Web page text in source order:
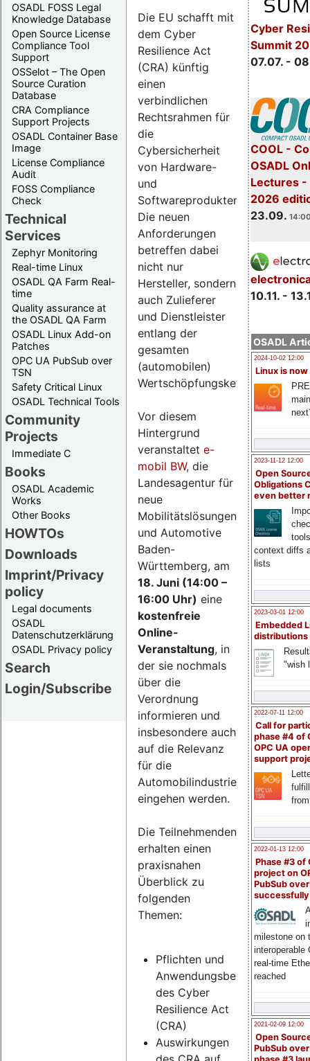
OSADL FOSS Legal
Knowledge Database
Open Source License
Compliance Tool
Support
OSSelot – The Open
Source Curation
Database
CRA Compliance
Support Projects
OSADL Container Base
Image
License Compliance
Audit
FOSS Compliance
Check
Technical
Services
Zephyr Monitoring
Real-time Linux
OSADL QA Farm Real-
time
Quality assurance at
the OSADL QA Farm
OSADL Linux Add-on
Patches
OPC UA PubSub over
TSN
Safety Critical Linux
OSADL Technical Tools
Community
Projects
Immediate C
Books
OSADL Academic
Works
Other Books
HOWTOs
Downloads
Imprint/Privacy
policy
Legal documents
OSADL
Datenschutzerklärung
OSADL Privacy policy
Search
Login/Subscribe
Cyber
Summit
07.07. -
COOL -
OSADL
Lectures -
2026
23.09.
10.11. -
OSADL
2024-10-02 12:00
Linux is now
2023-11-12 12:00
Open
Obligations
even better
context diffs
lists
2023-03-01 12:00
Embedded
distributions
"wish
2022-07-11 12:00
Call for
phase #4 of
OPC UA
support
2022-01-13 12:00
Phase #3 of
project on
PubSub over
milestone on
interoperable
real-time
reached
2021-02-09 12:00
Open
PubSub
Die EU schafft mit
dem Cyber
Resilience Act
(CRA) künftig
einen
verbindlichen
Rechtsrahmen für
die
Cybersicherheit
von Hardware-
und
Softwareprodukten.
Die neuen
Anforderungen
betreffen dabei
nicht nur
Hersteller, sondern
auch Zulieferer
und Dienstleister
entlang der
gesamten
(automobilen)
Wertschöpfungskette.
Vor diesem
Hintergrund
veranstaltet e-
mobil BW, die
Landesagentur für
neue
Mobilitätslösungen
und Automotive
Baden-
Württemberg, am
18. Juni (14:00 –
16:00 Uhr) eine
kostenfreie
Online-
Veranstaltung, in
der sie nochmals
über die
Verordnung
informieren und
insbesondere auch
auf die Relevanz
für die
Automobilindustrie
eingehen werden.
Die Teilnehmenden
erhalten einen
praxisnahen
Überblick zu
folgenden
Themen:
Pflichten und
Anwendungsbereich
des Cyber
Resilience Act
(CRA)
Auswirkungen